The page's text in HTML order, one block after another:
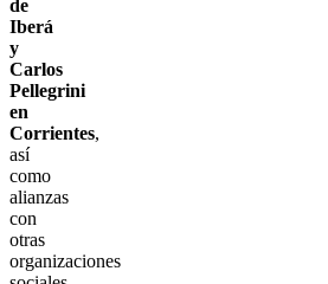
de
Iberá
y
Carlos
Pellegrini
en
Corrientes,
así
como
alianzas
con
otras
organizaciones